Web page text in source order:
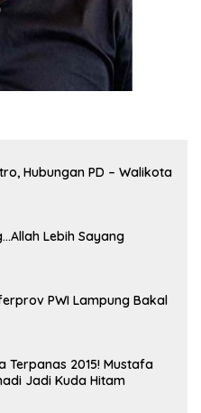
Hubungan PD – Walikota
Lebih Sayang
PWI Lampung Bakal
Terpanas 2015! Mustafa
Jadi Kuda Hitam